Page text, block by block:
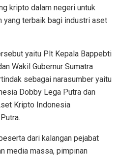
kripto dalam negeri untuk
yang terbaik bagi industri aset
yaitu Plt Kepala Bappebti
Wakil Gubernur Sumatra
sebagai narasumber yaitu
Dobby Lega Putra dan
Kripto Indonesia
dari kalangan pejabat
media massa, pimpinan